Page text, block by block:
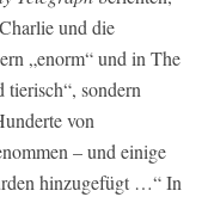
und die
„enorm“ und in The
sondern
von
– und einige
hinzugefügt …“ In